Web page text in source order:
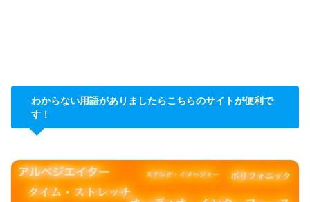
わからない用語がありましたらこちらのサイトが便利で
す！